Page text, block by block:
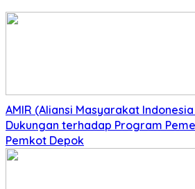
AMIR (Aliansi Masyarakat
Dukungan terhadap Program
Pemkot Depok